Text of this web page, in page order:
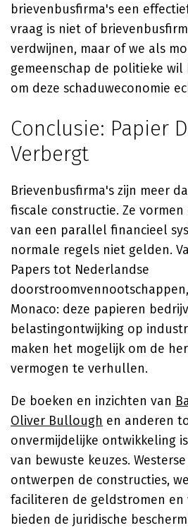
brievenbusfirma's een
vraag is niet of
verdwijnen, maar of we als
gemeenschap de politieke
om deze schaduweconomie
Conclusie: Papier
Verbergt
Brievenbusfirma's zijn meer
fiscale constructie. Ze
van een parallel financieel
normale regels niet gelden.
Papers tot Nederlandse
Monaco: deze papieren
belastingontwijking op
maken het mogelijk om de
vermogen te verhullen.
De boeken en inzichten van
Oliver Bullough en anderen
onvermijdelijke ontwikkeling
van bewuste keuzes.
ontwerpen de constructies,
faciliteren de geldstromen en
bieden de juridische